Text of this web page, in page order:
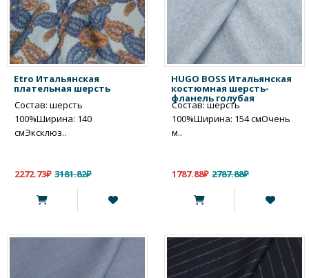
Etro Итальянская
плательная шерсть
Состав: шерсть
100%Ширина: 140
смЭксклюз..
2272.73₽ 3181.82₽
HUGO BOSS Итальянская
костюмная шерсть-
фланель голубая
Состав: шерсть
100%Ширина: 154 смОчень
м..
1787.88₽ 2787.88₽